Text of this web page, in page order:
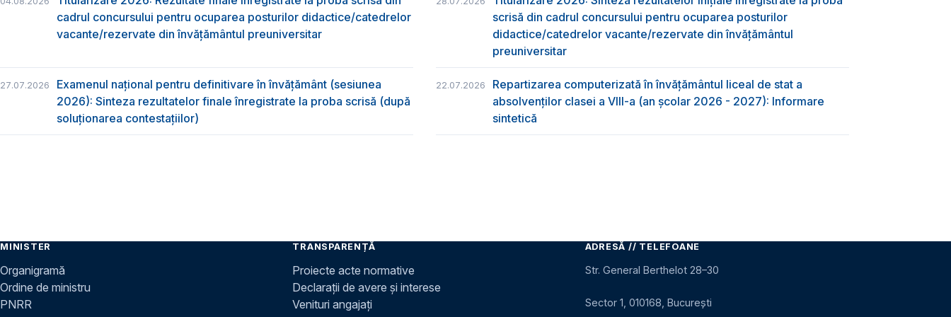
cadrul concursului pentru ocuparea posturilor didactice/catedrelor
vacante/rezervate din învăţământul preuniversitar
scrisă din cadrul concursului pentru ocuparea posturilor
didactice/catedrelor vacante/rezervate din învăţământul
preuniversitar
27.07.2026
Examenul național pentru definitivare în învățământ (sesiunea
2026): Sinteza rezultatelor finale înregistrate la proba scrisă (după
soluționarea contestațiilor)
22.07.2026
Repartizarea computerizată în învăţământul liceal de stat a
absolvenţilor clasei a VIII-a (an școlar 2026 - 2027): Informare
sintetică
MINISTER
Organigramă
Ordine de ministru
PNRR
TRANSPARENȚĂ
Proiecte acte normative
Declarații de avere și interese
Venituri angajați
ADRESĂ // TELEFOANE
Str. General Berthelot 28–30
Sector 1, 010168, București